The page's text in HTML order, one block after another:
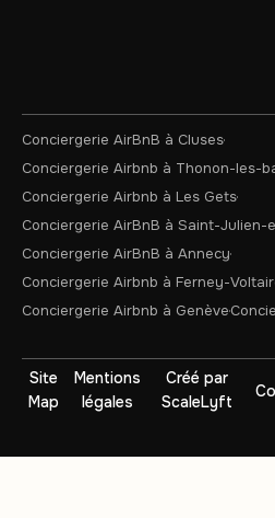
Conciergerie AirBnB à Cluses
Conciergerie Airbnb à Thonon-les-
Conciergerie Airbnb à Les Gets
Conciergerie AirBnB à Saint-Julien-
Conciergerie AirBnB à Annecy
Conciergerie Airbnb à Ferney-
Conciergerie Airbnb à Genève
Site
Map
Mentions
légales
Créé par
ScaleLyft